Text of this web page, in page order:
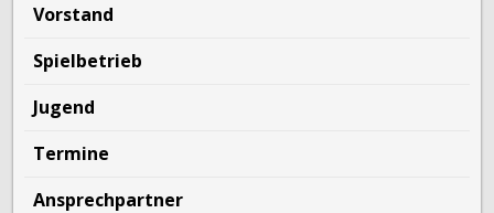
Vorstand
Spielbetrieb
Jugend
Termine
Ansprechpartner